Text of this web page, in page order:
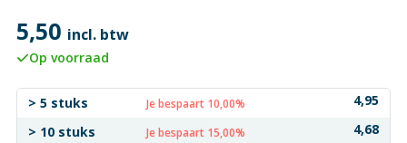
5,50 incl. btw
Op voorraad
> 5 stuks Je bespaart 10,00%
4,95
> 10 stuks
Je bespaart 15,00% 4,68